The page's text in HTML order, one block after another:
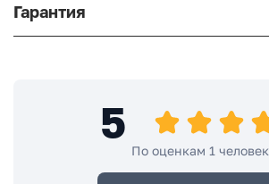
Гарантия
5
По оценкам 1 человек